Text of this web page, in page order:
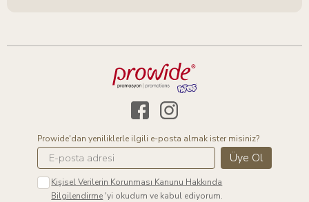
Prowide'dan yeniliklerle ilgili e-posta almak ister misiniz?
Üye Ol
Kişisel Verilerin Korunması Kanunu Hakkında
Bilgilendirme 'yi okudum ve kabul ediyorum.